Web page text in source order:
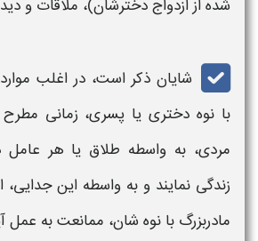
شده از ازدواج دخترشان)، ملاقات و
شایان ذکر است، در اغلب
با نوه دختری یا پسری، زمانی
مردی، به واسطه طلاق یا هر عامل
زندگی نمایند و به واسطه این جدایی،
مادربزرگ با نوه شان، ممانعتبه عمل